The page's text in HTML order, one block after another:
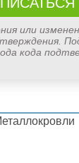
или
кода